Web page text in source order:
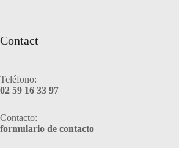
Contact
Teléfono:
02 59 16 33 97
Contacto:
formulario de contacto